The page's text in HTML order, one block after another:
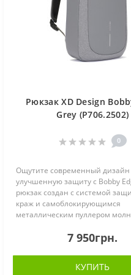
Рюкзак XD Design
Grey (P706.2502)
0
Ощутите современный
улучшенную защиту с Bobby
рюкзак создан с системой
краж и самоблокирующимся
металлическим пуллером
Его легкая, но прочная
7 950грн.
КУПИТЬ